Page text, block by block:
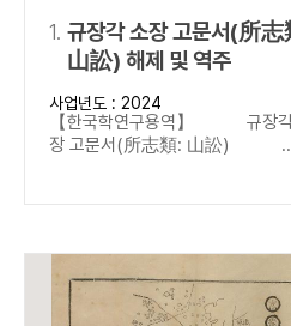
동시에 여러 개의 연산
1. 규장각 소장 고문서(所志
山訟) 해제 및 역주
사업년도 : 2024
【한국학연구용역】 규장
장 고문서(所志類: 山訟)